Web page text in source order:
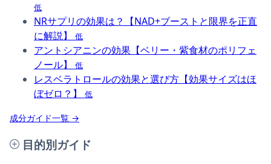
低
NRサプリの効果は？【NAD+ブーストと限界を正直
に解説】
低
アントシアニンの効果【ベリー・紫食材のポリフェ
ノール】
低
レスベラトロールの効果と選び方【効果サイズはほ
ぼゼロ？】
低
成分ガイド一覧 →
目的別ガイド